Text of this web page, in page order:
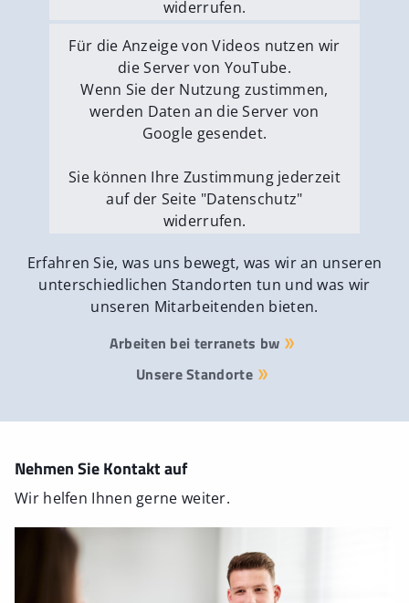
widerrufen.
Externe Medien erlauben
Für die Anzeige von Videos nutzen wir
die Server von YouTube.
Wenn Sie der Nutzung zustimmen,
werden Daten an die Server von
Google gesendet.
Sie können Ihre Zustimmung jederzeit
auf der Seite "Datenschutz"
widerrufen.
Externe Medien erlauben
Erfahren Sie, was uns bewegt, was wir an unseren
unterschiedlichen Standorten tun und was wir
unseren Mitarbeitenden bieten.
Arbeiten bei terranets bw
Unsere Standorte
Nehmen Sie Kontakt auf
Wir helfen Ihnen gerne weiter.